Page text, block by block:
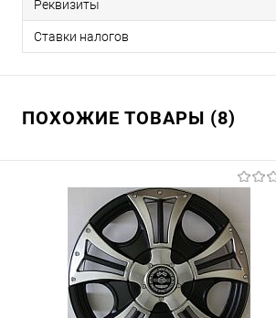
Реквизиты
Ставки налогов
ПОХОЖИЕ ТОВАРЫ (8)